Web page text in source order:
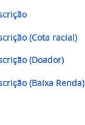
(Cota racial)
(Doador)
(Baixa Renda)